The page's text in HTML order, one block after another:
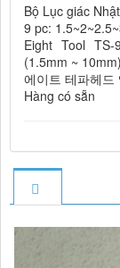
Bộ Lục giác
9 pc:
Eight Tool
(1.5mm ~ 10mm)
에이트 테파헤
Hàng có sẵn